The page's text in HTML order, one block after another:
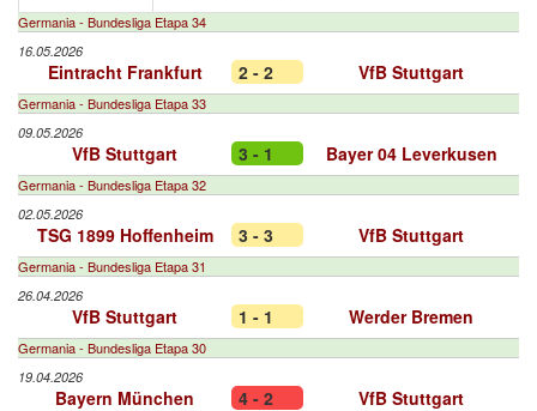
Germania - Bundesliga Etapa 34
16.05.2026
Eintracht Frankfurt 2 - 2 VfB Stuttgart
Germania - Bundesliga Etapa 33
09.05.2026
VfB Stuttgart 3 - 1 Bayer 04 Leverkusen
Germania - Bundesliga Etapa 32
02.05.2026
TSG 1899 Hoffenheim 3 - 3 VfB Stuttgart
Germania - Bundesliga Etapa 31
26.04.2026
VfB Stuttgart 1 - 1 Werder Bremen
Germania - Bundesliga Etapa 30
19.04.2026
Bayern München 4 - 2 VfB Stuttgart